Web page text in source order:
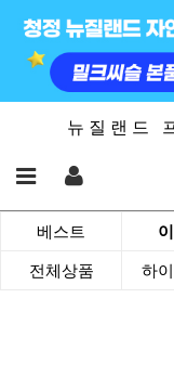
뉴 질 랜 드
베스트
전체상품 하